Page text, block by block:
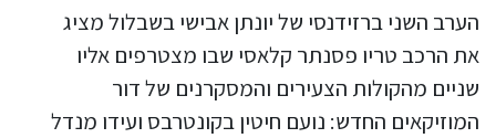
הערב השני ברזידנסי של יונתן אבישי בשבלול מציג
את הרכב טריו פסנתר קלאסי שבו מצטרפים אליו
שניים מהקולות הצעירים והמסקרנים של דור
המוזיקאים החדש: נועם חיטין בקונטרבס ועידו מנדל